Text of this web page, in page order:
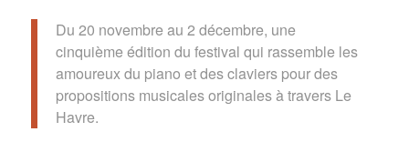
Du 20 novembre au 2 décembre, une
cinquième édition du festival qui rassemble les
amoureux du piano et des claviers pour des
propositions musicales originales à travers Le
Havre.